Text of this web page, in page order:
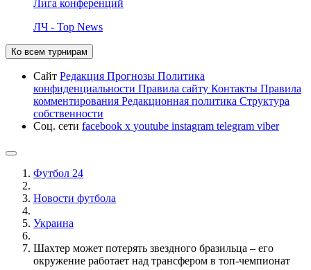
Лига конференций
ЛЧ - Top News
Ко всем турнирам
Сайт Редакция Прогнозы Политика
конфиденциальности Правила сайту Контакты Правила
комментирования Редакционная политика Структура
собственности
Соц. сети facebook x youtube instagram telegram viber
Футбол 24
Новости футбола
Украина
Шахтер может потерять звездного бразильца – его
окружение работает над трансфером в топ-чемпионат